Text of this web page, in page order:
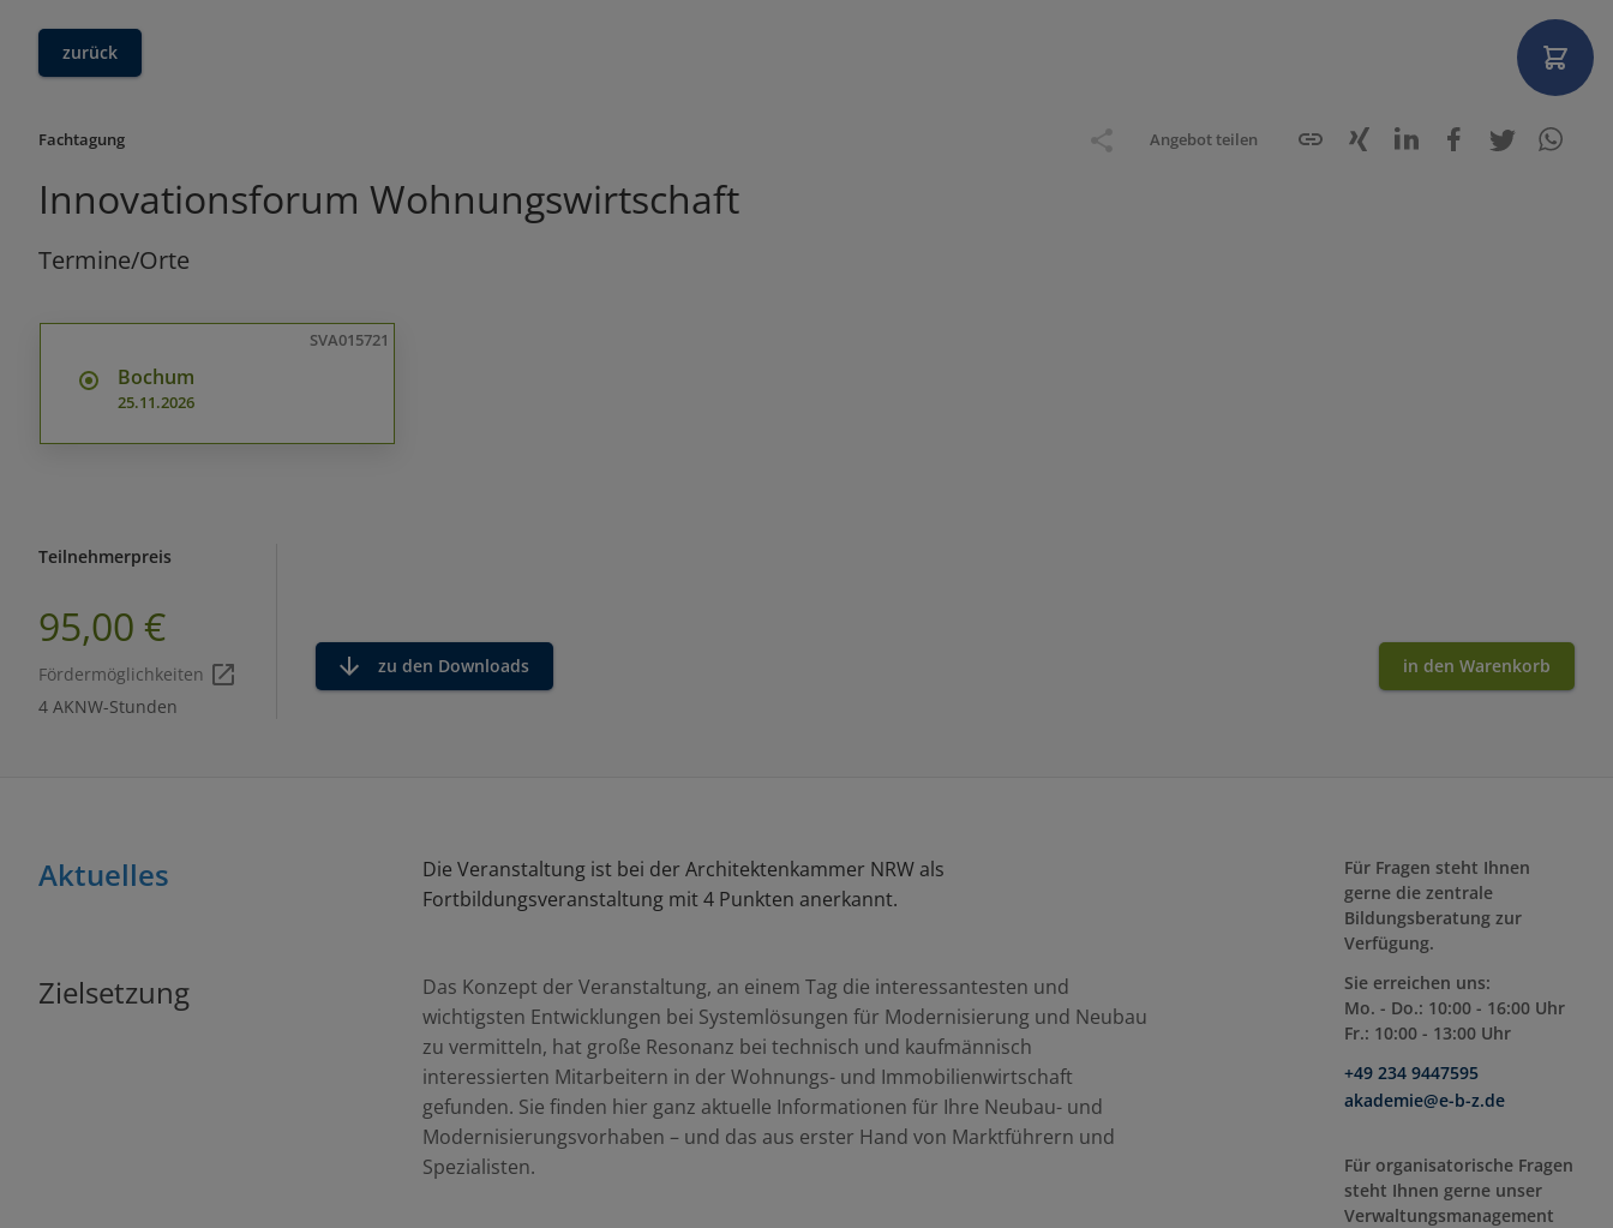
zurück
Fachtagung Angebot teilen
Innovationsforum Wohnungswirtschaft
Termine/Orte
SVA015721
Bochum
25.11.2026
Teilnehmerpreis
95,00 €
Fördermöglichkeiten
4 AKNW-Stunden
zu den Downloads in den Warenkorb
Aktuelles
Die Veranstaltung ist bei der Architektenkammer NRW als
Fortbildungsveranstaltung mit 4 Punkten anerkannt.
Zielsetzung
Das Konzept der Veranstaltung, an einem Tag die interessantesten und
wichtigsten Entwicklungen bei Systemlösungen für Modernisierung und Neubau
zu vermitteln, hat große Resonanz bei technisch und kaufmännisch
interessierten Mitarbeitern in der Wohnungs- und Immobilienwirtschaft
gefunden. Sie finden hier ganz aktuelle Informationen für Ihre Neubau- und
Modernisierungsvorhaben – und das aus erster Hand von Marktführern und
Spezialisten.
Für Fragen steht Ihnen
gerne die zentrale
Bildungsberatung zur
Verfügung.
Sie erreichen uns:
Mo. - Do.: 10:00 - 16:00 Uhr
Fr.: 10:00 - 13:00 Uhr
+49 234 9447595
akademie@e-b-z.de
Für organisatorische Fragen
steht Ihnen gerne unser
Verwaltungsmanagement